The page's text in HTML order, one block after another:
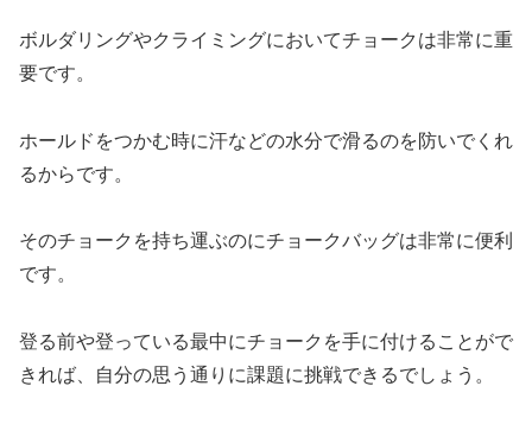
ボルダリングやクライミングにおいてチョークは非常に重
要です。
ホールドをつかむ時に汗などの水分で滑るのを防いでくれ
るからです。
そのチョークを持ち運ぶのにチョークバッグは非常に便利
です。
登る前や登っている最中にチョークを手に付けることがで
きれば、自分の思う通りに課題に挑戦できるでしょう。